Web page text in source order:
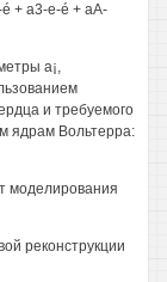
+ a3-e-é + aA-
a¡,
и требуемого
ядрам Вольтерра:
моделирования
реконструкции